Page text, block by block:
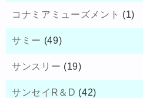
コナミアミューズメント (1)
サミー (49)
サンスリー (19)
サンセイR＆D (42)